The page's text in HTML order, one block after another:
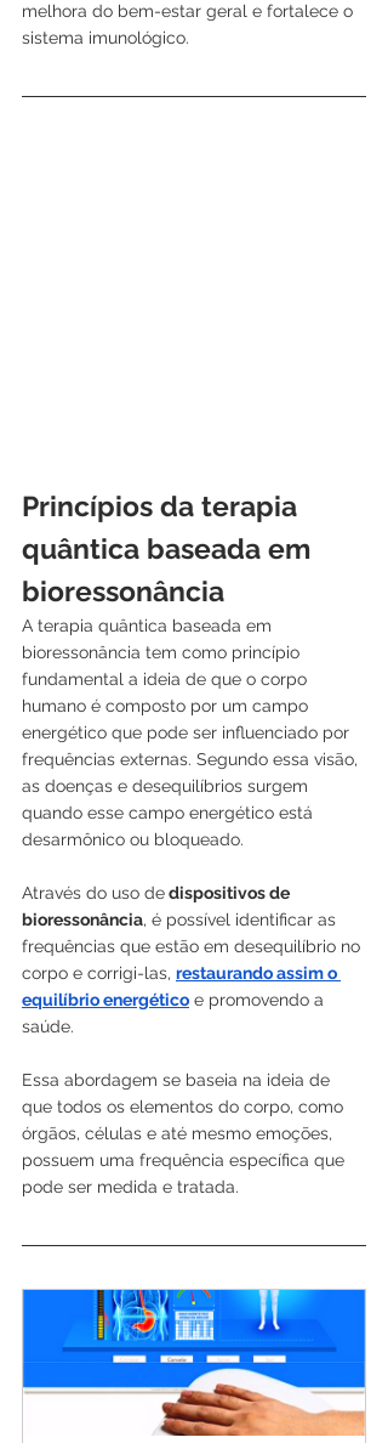
melhora do bem-estar geral e fortalece o
sistema imunológico.
Princípios da terapia
quântica baseada em
bioressonância
A terapia quântica baseada em
bioressonância tem como princípio
fundamental a ideia de que o corpo
humano é composto por um campo
energético que pode ser influenciado por
frequências externas. Segundo essa visão,
as doenças e desequilíbrios surgem
quando esse campo energético está
desarmônico ou bloqueado.
Através do uso de dispositivos de
bioressonância, é possível identificar as
frequências que estão em desequilíbrio no
corpo e corrigi-las, restaurando assim o
equilíbrio energético e promovendo a
saúde.
Essa abordagem se baseia na ideia de
que todos os elementos do corpo, como
órgãos, células e até mesmo emoções,
possuem uma frequência específica que
pode ser medida e tratada.